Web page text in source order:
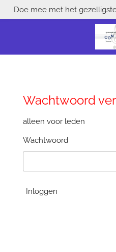
direct
hoofdinhoud
Doe mee met het
Wachtwoord
alleen voor leden
Wachtwoord
Inloggen